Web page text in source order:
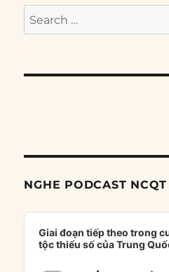
Search
for:
NGHE PODCAST NCQT
Audio
Player
Giai đoạn tiếp theo trong
tộc thiểu số của Trung